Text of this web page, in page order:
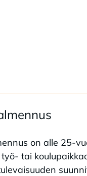
on alle 25-
tai